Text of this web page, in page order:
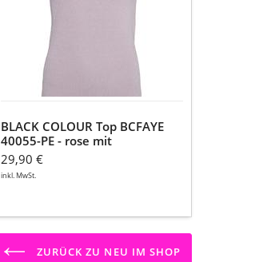
Glitzerfäden
BLACK COLOUR Top BCFAYE
40055-PE - rose mit
Glitzerfäden
29,90 €
inkl. MwSt.
ZURÜCK ZU NEU IM SHOP